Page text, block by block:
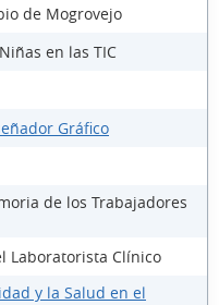
de Mogrovejo
en las TIC
Gráfico
de los Trabajadores
Laboratorista Clínico
y la Salud en el